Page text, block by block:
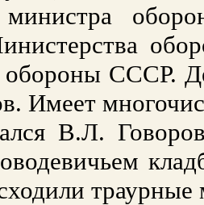
министра
обороны СССР.
Имеет
В.Л. Говоров
траурные